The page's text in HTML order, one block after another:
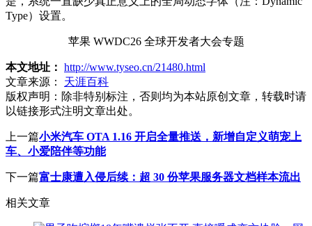
Type）设置。
苹果 WWDC26 全球开发者大会专题
本文地址： http://www.tyseo.cn/21480.html
文章来源：
天涯百科
版权声明： 除非特别标注，否则均为本站原创文章，转载时请
以链接形式注明文章出处。
上一篇小米汽车 OTA 1.16 开启全量推送，新增自定义萌宠上
车、小爱陪伴等功能
下一篇富士康遭入侵后续：超 30 份苹果服务器文档样本流出
相关文章